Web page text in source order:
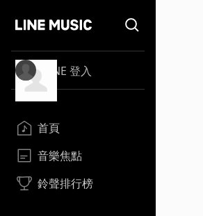
LINE 登入
首頁
音樂焦點
鈴聲排行榜